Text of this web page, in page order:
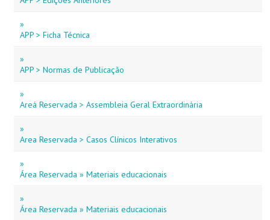
»
APP > Ficha Técnica
»
APP > Normas de Publicação
»
Areá Reservada > Assembleia Geral Extraordinária
»
Area Reservada > Casos Clínicos Interativos
»
Área Reservada » Materiais educacionais
»
Área Reservada » Materiais educacionais